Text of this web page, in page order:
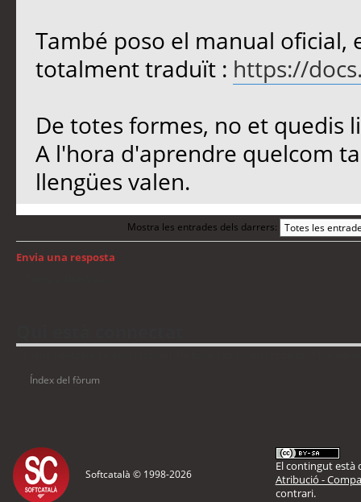
També poso el manual oficial,
totalment traduït : https://
De totes formes, no et quedis
A l'hora d'aprendre quelcom
llengües valen.
Mostra les entrades dels darrers:
Envia una resposta
Índex del fòrum
Softcatalà © 1998-2026
El contingut està
Atribució -
contrari.